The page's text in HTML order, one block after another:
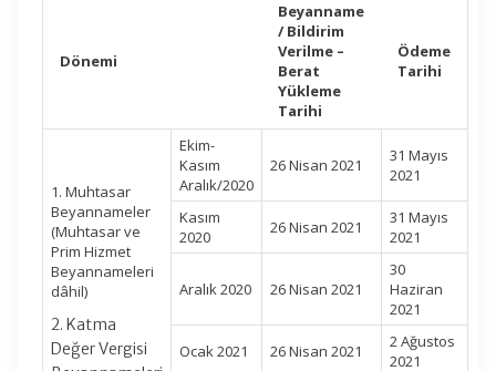
Dönemi
Beyanname
/ Bildirim
Verilme –
Berat
Yükleme
Tarihi
Ödeme
Tarihi
1. Muhtasar
Beyannameler
(Muhtasar ve
Prim Hizmet
Beyannameleri
dâhil)
2. Katma
Değer Vergisi
Ekim-
Kasım
Aralık/2020
26 Nisan 2021
31 Mayıs
2021
Kasım
2020
26 Nisan 2021
31 Mayıs
2021
Aralık 2020 26 Nisan 2021
30
Haziran
2021
Ocak 2021 26 Nisan 2021
2 Ağustos
2021